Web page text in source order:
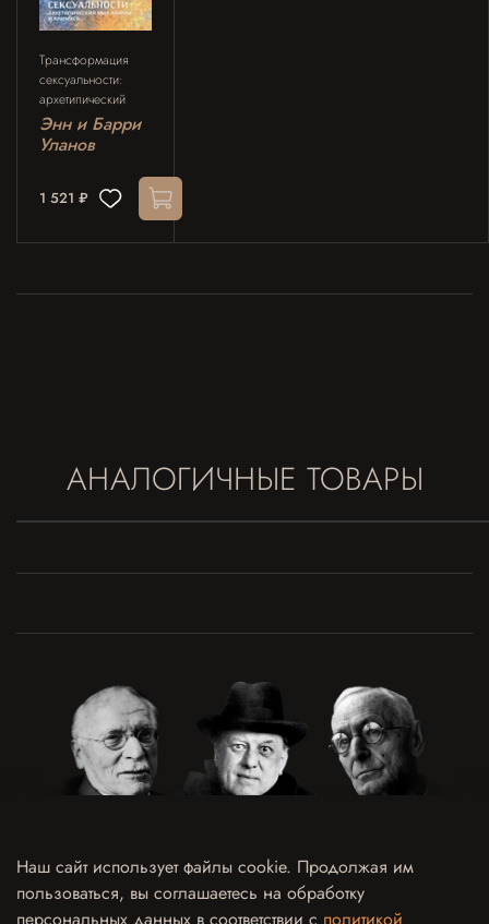
Трансформация
сексуальности:
архетипический
мир Анимы и
Анимуса. 2
Энн и Барри
Уланов
1 521 ₽
АНАЛОГИЧНЫЕ ТОВАРЫ
Договор оферты
Политика конфиденциальности и обработки персональных данных
Наш сайт использует файлы cookie. Продолжая им
пользоваться, вы соглашаетесь на обработку